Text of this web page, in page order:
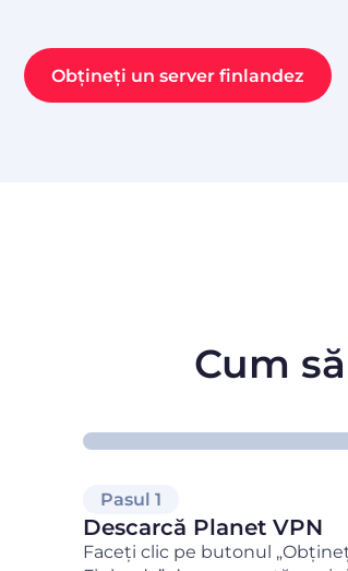
Obțineți un server finlandez
Cum
Pasul 1
Descarcă Planet VPN
Faceți clic pe butonul